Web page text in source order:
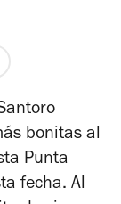
bonitas al
Punta
fecha. Al